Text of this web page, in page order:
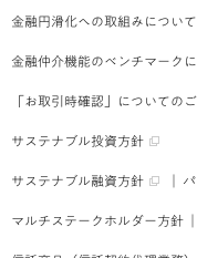
金融円滑化への取組みについて
金融仲介機能のベンチマーク
「お取引時確認」についての
サステナブル投資方針
サステナブル融資方針
マルチステークホルダー方針